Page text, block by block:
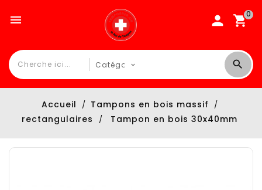
0

Accueil
Tampons en bois massif
rectangulaires
Tampon en bois 30x40mm